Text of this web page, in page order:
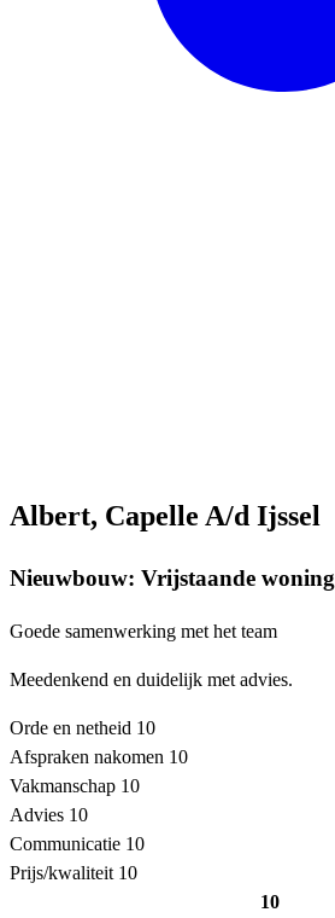
Albert, Capelle A/d Ijssel
Nieuwbouw: Vrijstaande woning
Goede samenwerking met het team
Meedenkend en duidelijk met advies.
Orde en netheid 10
Afspraken nakomen 10
Vakmanschap 10
Advies 10
Communicatie 10
Prijs/kwaliteit 10
10